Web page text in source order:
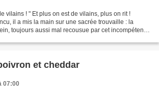
vilains ! " Et plus on est de vilains, plus on rit !
il a mis la main sur une sacrée trouvaille : la
toujours aussi mal recousue par cet incompétent
et cheddar
07:00